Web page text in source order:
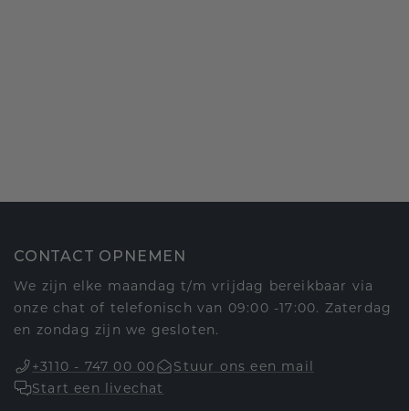
CONTACT OPNEMEN
We zijn elke maandag t/m vrijdag bereikbaar via
onze chat of telefonisch van 09:00 -17:00. Zaterdag
en zondag zijn we gesloten.
+3110 - 747 00 00
Stuur ons een mail
Start een livechat